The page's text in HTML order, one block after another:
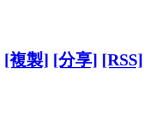
[複製] [分享] [RSS]